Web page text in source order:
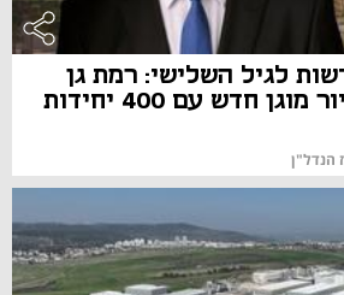
לגיל השלישי: רמת גן
מקדמת מתחם דיור מוגן חדש עם 400 יחידות
הנדל"ן